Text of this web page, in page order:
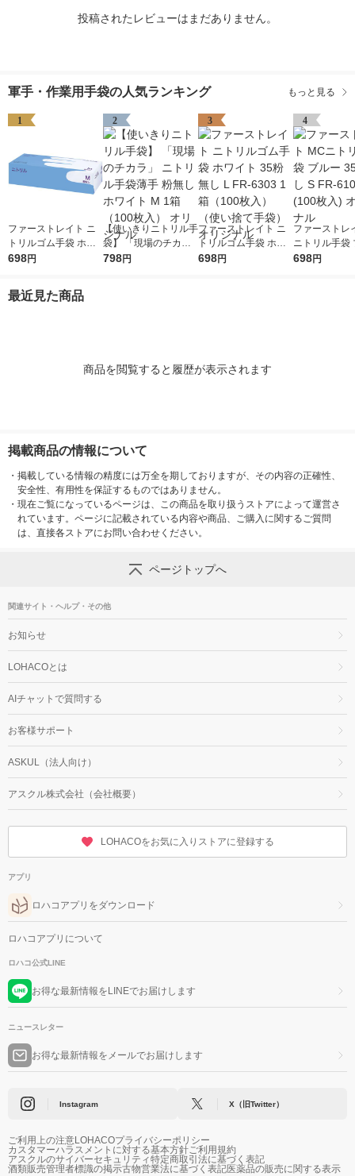
投稿されたレビューはまだありません。
軍手・作業用手袋の人気ランキング もっと見る
1
ファーストレイト ニ
トリルゴム手袋 ホワ
イト 35粉無し M FR-6
リジナル
698円
2
【使いきりニトリル手
袋】 「現場のチカ
ラ」 ニトリル手袋薄
798円
3
ファーストレイト ニ
トリルゴム手袋 ホワ
イト 35粉無し L FR-6
698円
4
ファーストレ
ニトリル手袋
35粉なし S
698円
最近見た商品
商品を閲覧すると履歴が表示されます
掲載商品の情報について
・ 掲載している情報の精度には万全を期しておりますが、その内容の正確性、
安全性、有用性を保証するものではありません。
・ 現在ご覧になっているページは、この商品を取り扱うストアによって運営さ
れています。ページに記載されている内容や商品、ご購入に関するご質問
は、直接各ストアにお問い合わせください。
ページトップへ
関連サイト・ヘルプ・その他
お知らせ
LOHACOとは
AIチャットで質問する
お客様サポート
ASKUL（法人向け）
アスクル株式会社（会社概要）
LOHACOをお気に入りストアに登録する
アプリ
ロハコアプリをダウンロード
ロハコアプリについて
ロハコ公式LINE
お得な最新情報をLINEでお届けします
ニュースレター
お得な最新情報をメールでお届けします
Instagram X（旧Twitter）
ご利用上の注意LOHACOプライバシーポリシー
カスタマーハラスメントに対する基本方針ご利用規約
アスクルのサイバーセキュリティ特定商取引法に基づく表記
酒類販売管理者標識の掲示古物営業法に基づく表記医薬品の販売に関する表示